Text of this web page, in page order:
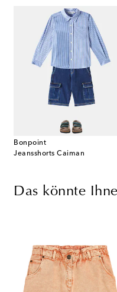
Bonpoint
Jeansshorts Caiman
Das könnte